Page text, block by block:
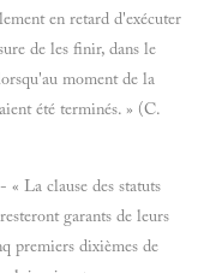
en retard d'exécuter
de les finir, dans le
moment de la
été terminés. » (C.
- « La clause des statuts
garants de leurs
premiers dixièmes de